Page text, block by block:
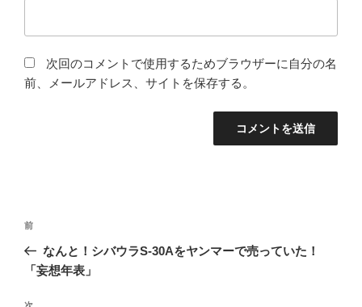
次回のコメントで使用するためブラウザーに自分の名
前、メールアドレス、サイトを保存する。
投
ナ
前
の
投
前
なんと！シバウラS-30Aをヤンマーで売っていた！
「妄想年表」